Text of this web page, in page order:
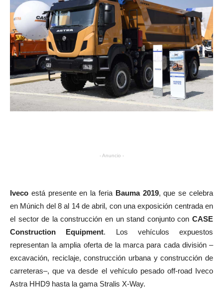
- Anuncio -
Iveco está presente en la feria Bauma 2019, que se celebra
en Múnich del 8 al 14 de abril, con una exposición centrada en
el sector de la construcción en un stand conjunto con CASE
Construction Equipment. Los vehículos expuestos
representan la amplia oferta de la marca para cada división –
excavación, reciclaje, construcción urbana y construcción de
carreteras–, que va desde el vehículo pesado off-road Iveco
Astra HHD9 hasta la gama Stralis X-Way.